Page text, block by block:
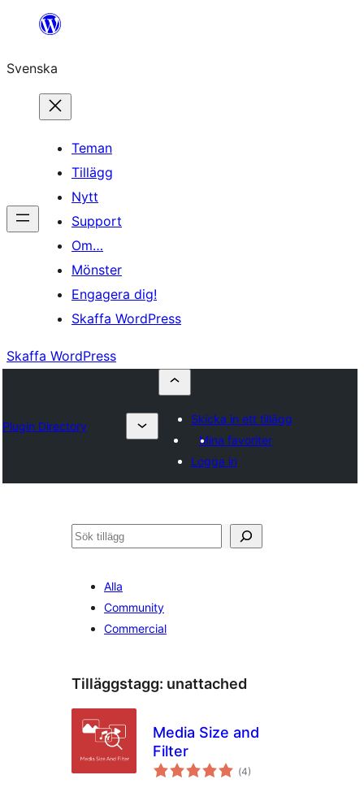
Hoppa
innehåll
Svenska
Teman
Tillägg
Nytt
Support
Om…
Mönster
Engagera dig!
Skaffa WordPress
Skaffa WordPress
Plugin Directory
Skicka in ett tillägg
Mina favoriter
Logga in
Sök
Alla
Community
Commercial
Tilläggstagg: unattached
Media Size and
Filter
(Totalt
antal
4)